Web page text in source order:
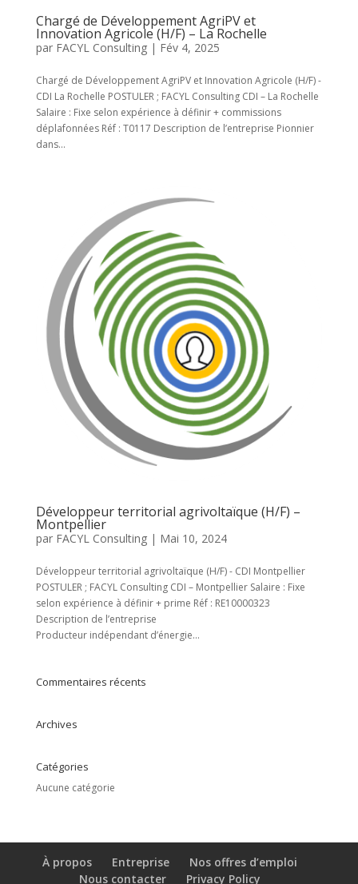
Chargé de Développement AgriPV et
Innovation Agricole (H/F) – La Rochelle
par FACYL Consulting| Fév 4, 2025
Chargé de Développement AgriPV et Innovation Agricole (H/F) -
CDI La Rochelle POSTULER ; FACYL Consulting CDI – La Rochelle
Salaire : Fixe selon expérience à définir + commissions
déplafonnées Réf : T0117 Description de l’entreprise Pionnier
dans...
Développeur territorial agrivoltaïque (H/F) –
Montpellier
par FACYL Consulting| Mai 10, 2024
Développeur territorial agrivoltaïque (H/F) - CDI Montpellier
POSTULER ; FACYL Consulting CDI – Montpellier Salaire : Fixe
selon expérience à définir + prime Réf : RE10000323
Description de l’entreprise
Producteur indépendant d’énergie...
Commentaires récents
Archives
Catégories
Aucune catégorie
À propos Entreprise
Nos offres d’emploi
Nous contacter
Privacy Policy